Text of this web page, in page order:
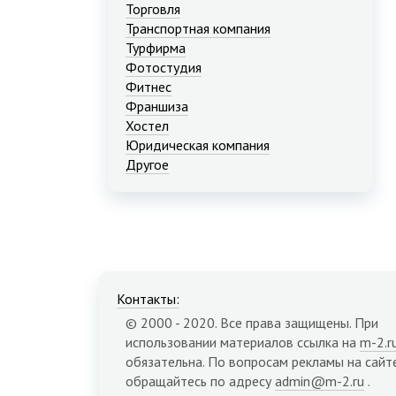
Торговля
Транспортная компания
Турфирма
Фотостудия
Фитнес
Франшиза
Хостел
Юридическая компания
Другое
Контакты:
© 2000 - 2020. Все права защищены. При
использовании материалов ссылка на m-
обязательна. По вопросам рекламы на
обращайтесь по адресу admin@m-2.ru .